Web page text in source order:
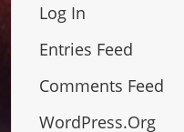
Log In
Entries Feed
Comments Feed
WordPress.org